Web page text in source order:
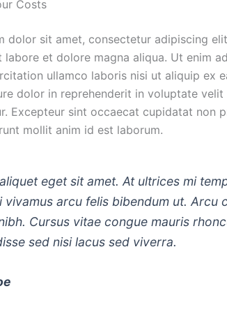
Costs
dolor sit amet, consectetur adipiscing
labore et dolore magna aliqua. Ut enim
ullamco laboris nisi ut aliquip ex
dolor in reprehenderit in voluptate
Excepteur sint occaecat cupidatat non
mollit anim id est laborum.
eget sit amet. At ultrices mi
vivamus arcu felis bibendum ut. Arcu
Cursus vitae congue mauris
sed nisi lacus sed viverra.